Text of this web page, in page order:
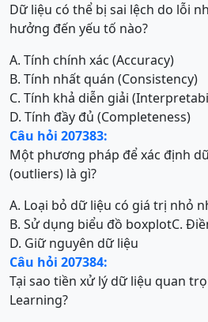
Dữ liệu có thể bị sai lệch do lỗi
hưởng đến yếu tố nào?
A. Tính chính xác (Accuracy)
B. Tính nhất quán (Consistency)
C. Tính khả diễn giải
D. Tính đầy đủ (Completeness)
Câu hỏi 207383:
Một phương pháp để xác định
(outliers) là gì?
A. Loại bỏ dữ liệu có giá trị nhỏ
B. Sử dụng biểu đồ boxplotC.
D. Giữ nguyên dữ liệu
Câu hỏi 207384:
Tại sao tiền xử lý dữ liệu quan
Learning?